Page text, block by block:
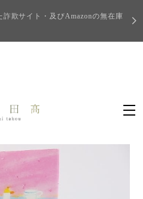
欺サイト・及びAmazonの無在庫